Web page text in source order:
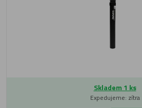
Skladem 1 ks
Expedujeme: zítra